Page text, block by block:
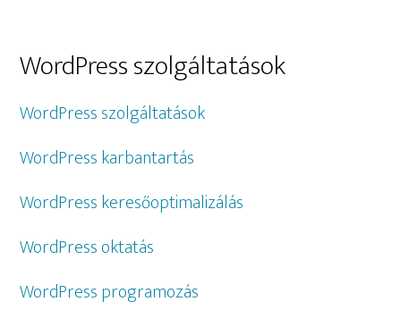
Elsődleges
oldalsáv
WordPress szolgáltatások
WordPress szolgáltatások
WordPress karbantartás
WordPress keresőoptimalizálás
WordPress oktatás
WordPress programozás